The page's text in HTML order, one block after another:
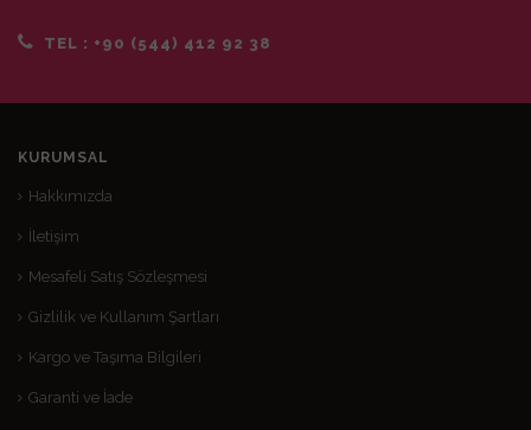
TEL : +90 (544) 412 92 38
KURUMSAL
Hakkımızda
İletişim
Mesafeli Satış Sözleşmesi
Gizlilik ve Kullanım Şartları
Kargo ve Taşıma Bilgileri
Garanti ve İade